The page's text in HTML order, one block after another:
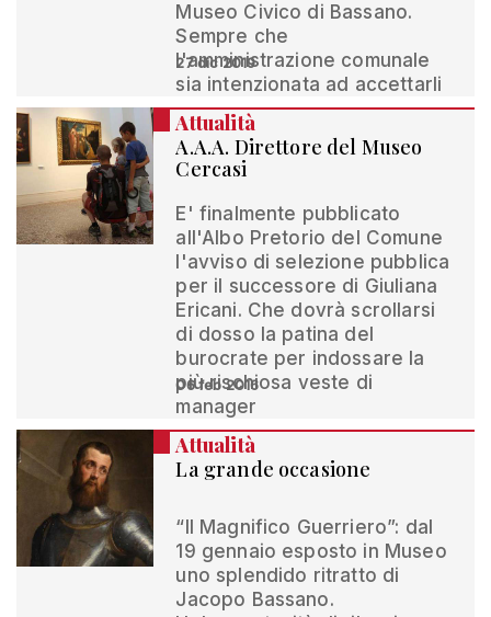
Museo Civico di Bassano.
Sempre che
l'amministrazione comunale
sia intenzionata ad accettarli
27 dic 2019
Attualità
A.A.A. Direttore del Museo
Cercasi
E' finalmente pubblicato
all'Albo Pretorio del Comune
l'avviso di selezione pubblica
per il successore di Giuliana
Ericani. Che dovrà scrollarsi
di dosso la patina del
burocrate per indossare la
più rischiosa veste di
manager
06 feb 2016
Attualità
La grande occasione
“Il Magnifico Guerriero”: dal
19 gennaio esposto in Museo
uno splendido ritratto di
Jacopo Bassano.